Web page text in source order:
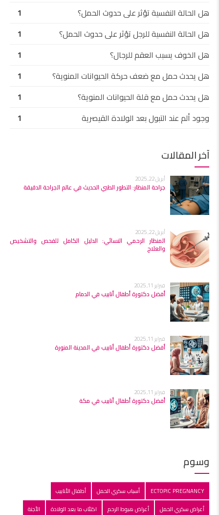
هل الحالة النفسية تؤثر على حدوث الحمل؟
1
هل الحالة النفسية للرجل تؤثر على حدوث الحمل؟
1
هل الخوف يسبب العقم للرجال؟
1
هل يحدث حمل مع ضعف حركة الحيوانات المنوية؟
1
هل يحدث حمل مع قلة الحيوانات المنوية؟
1
وجود ألم عند التبول بعد الولادة القيصرية
1
آخر المقالات
أبريل 22, 2025
جراحة المنظار: التطور الطبي الحديث في عالم الجراحة الدقيقة
أبريل 22, 2025
المنظار الرحمي النسائي: الدليل الكامل للفحص والتشخيص
والعلاج
فبراير 11, 2025
أفضل دكتورة أطفال أنابيب في الدمام
فبراير 11, 2025
أفضل دكتورة أطفال أنابيب في المدينة المنورة
فبراير 11, 2025
أفضل دكتورة أطفال أنابيب في مكة
وسوم
ECTOPIC PREGNANCY أسباب سكري الحمل
أطفال الأنابيب
أعراض سكري الحمل
أعراض هبوط الرحم اكتئاب ما بعد الولادة
الأجنة